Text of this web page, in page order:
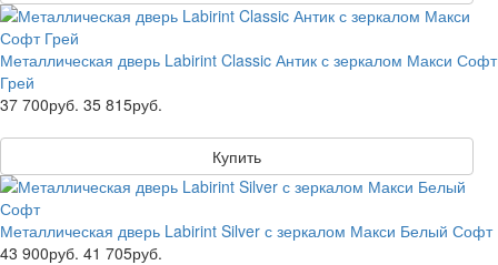
Металлическая дверь Labirint Classic Антик с зеркалом Макси Софт
Грей
37 700руб. 35 815руб.
Купить
Металлическая дверь Labirint Silver с зеркалом Макси Белый Софт
43 900руб. 41 705руб.